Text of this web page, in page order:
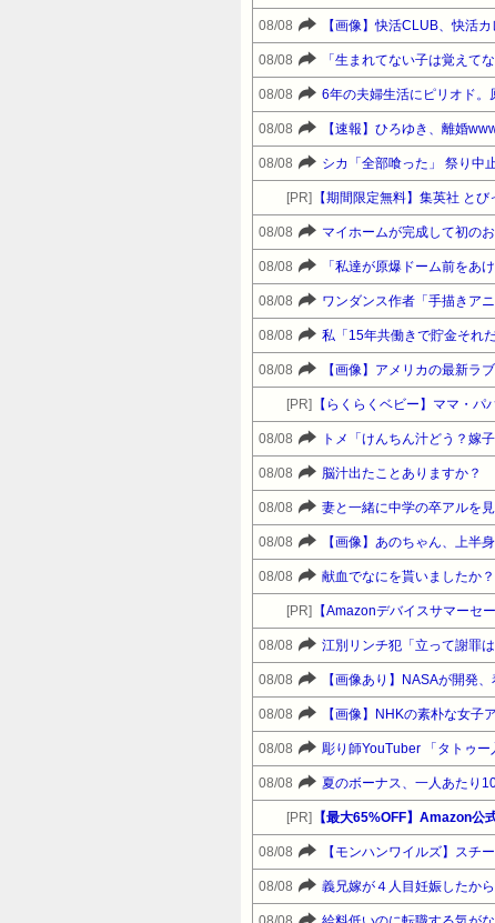
08/08 【画像】快活CLUB、快活
08/08
08/08 6年の夫婦生活にピリオド。
08/08 【速報】ひろゆき、離婚
08/08 シカ「全部喰った」 祭り中
[PR] 【期間限定無料】集英社 と
08/08
08/08
08/08 ワンダンス作者「手描きア
08/08
08/08 【画像】アメリカの最新ラ
[PR] 【らくらくベビー】ママ・
08/08
08/08 脳汁出たことありますか？
08/08 妻と一緒に中学の卒アルを
08/08 【画像】あのちゃん、上半
08/08 献血でなにを貰いましたか？
[PR]
08/08 江別リンチ犯「立って謝罪
08/08 【画像あり】NASAが開発
08/08 【画像】NHKの素朴な女子
08/08 彫り師YouTuber 「タトゥー
08/08 夏のボーナス、一人あたり
[PR] 【最大65%OFF】Amazon
08/08 【モンハンワイルズ】スチ
08/08